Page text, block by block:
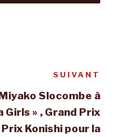
suivant
SUIVANT
Slocombe à
» , Grand Prix
Konishi pour la